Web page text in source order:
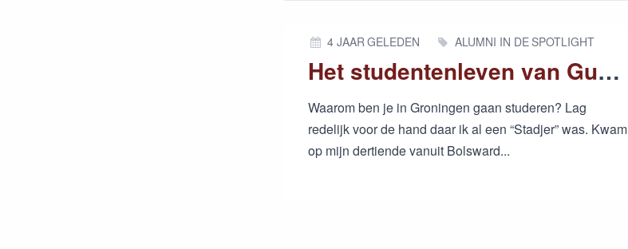
Het studentenleven van Guus van Geuns
4 JAAR GELEDEN ALUMNI IN DE SPOTLIGHT
Waarom ben je in Groningen gaan studeren? Lag
redelijk voor de hand daar ik al een “Stadjer” was. Kwam
op mijn dertiende vanuit Bolsward...